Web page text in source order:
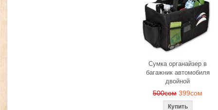
Сумка органайзер в
багажник автомобиля
двойной
500сом 399сом